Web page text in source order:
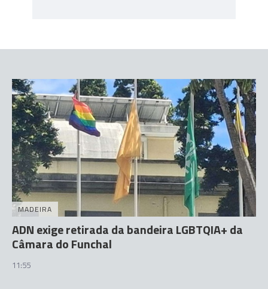
MADEIRA
ADN exige retirada da bandeira LGBTQIA+ da
Câmara do Funchal
11:55